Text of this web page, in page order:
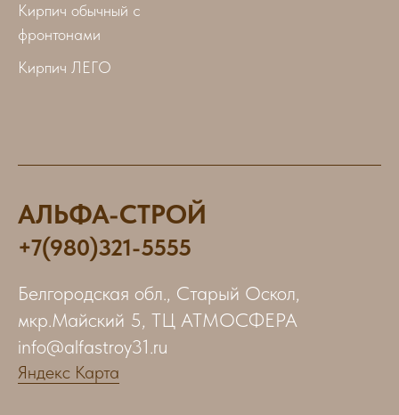
Кирпич обычный с
фронтонами
Кирпич ЛЕГО
АЛЬФА-СТРОЙ
+7(980)321-5555
Белгородская обл., Старый Оскол,
мкр.Майский 5, ТЦ АТМОСФЕРА
info@alfastroy31.ru
Яндекс Карта